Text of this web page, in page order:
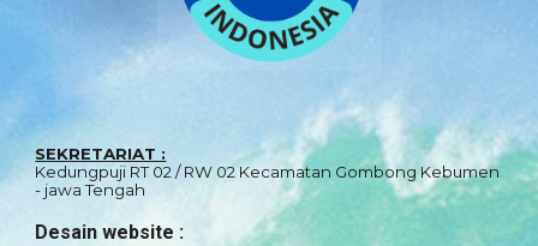
SEKRETARIAT :
Kedungpuji RT 02 / RW 02 Kecamatan Gombong Kebumen
- jawa Tengah
Desain website :